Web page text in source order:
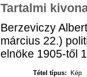
Tartalmi
Berzeviczy
március 22.)
elnöke 1905-től
Tétel típus:
Kép